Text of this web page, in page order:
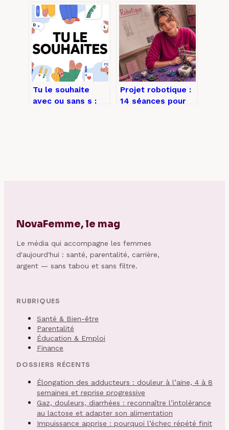
façon juste, claire
et compréhensible
diplome : ce qu’il
est vraiment
possible de faire
Tu le souhaite
avec ou sans s :
Projet robotique :
14 séances pour
NovaFemme, le mag
Le média qui accompagne les femmes
d'aujourd'hui : santé, parentalité, carrière,
argent — sans tabou et sans filtre.
RUBRIQUES
Santé & Bien-être
Parentalité
Éducation & Emploi
Finance
DOSSIERS RÉCENTS
Élongation des adducteurs : douleur à l’aine, 4 à 8
semaines et reprise progressive
Gaz, douleurs, diarrhées : reconnaître l’intolérance
au lactose et adapter son alimentation
Impuissance apprise : pourquoi l’échec répété finit